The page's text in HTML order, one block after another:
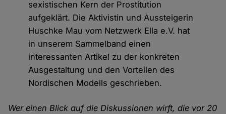
sexistischen Kern der Prostitution
aufgeklärt. Die Aktivistin und Aussteigerin
Huschke Mau vom Netzwerk Ella e.V. hat
in unserem Sammelband einen
interessanten Artikel zu der konkreten
Ausgestaltung und den Vorteilen des
Nordischen Modells geschrieben.
Wer einen Blick auf die Diskussionen wirft, die vor 20